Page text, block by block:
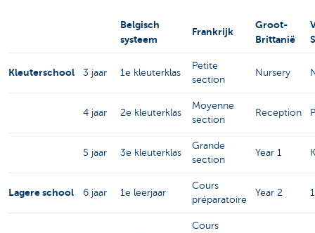
Belgisch
systeem
Frankrijk
Groot-
Brittanië
Kleuterschool 3 jaar 1e kleuterklas
Petite
section
Nursery
4 jaar 2e kleuterklas
Moyenne
section
Reception
5 jaar 3e kleuterklas
Grande
section
Year 1
Lagere school 6 jaar 1e leerjaar
Cours
préparatoire
Year 2 1
Cours